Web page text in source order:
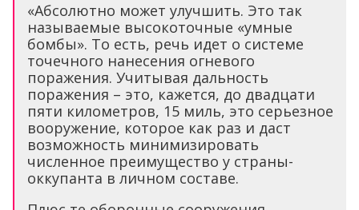
«Абсолютно может улучшить. Это так
называемые высокоточные «умные
бомбы». То есть, речь идет о системе
точечного нанесения огневого
поражения. Учитывая дальность
поражения – это, кажется, до двадцати
пяти километров, 15 миль, это серьезное
вооружение, которое как раз и даст
возможность минимизировать
численное преимущество у страны-
оккупанта в личном составе.